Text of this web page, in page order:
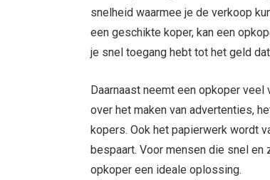
snelheid waarmee je de verkoop
een geschikte koper, kan een
je snel toegang hebt tot het geld
Daarnaast neemt een opkoper
over het maken van advertenties,
kopers. Ook het papierwerk wordt
bespaart. Voor mensen die snel en
opkoper een ideale oplossing.